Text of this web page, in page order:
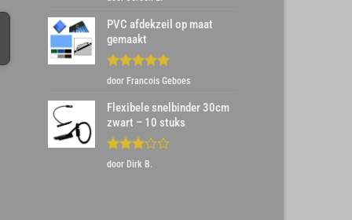
PVC afdekzeil op maat
gemaakt
Gewaardeerd
door Francois Geboes
Flexibele snelbinder 30cm
zwart – 10 stuks
Gewaardeerd
door Dirk B.